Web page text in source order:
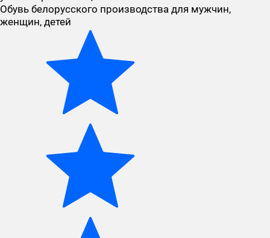
Обувь белорусского производства для мужчин,
женщин, детей